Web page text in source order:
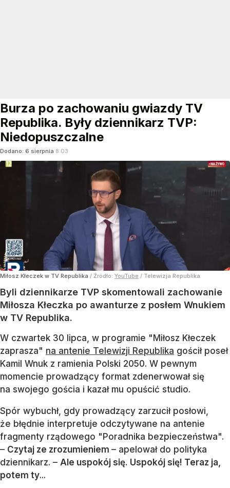
Burza po zachowaniu gwiazdy TV
Republika. Były dziennikarz TVP:
Niedopuszczalne
Dodano: 6 sierpnia 8:03
Miłosz Kłeczek w TV Republika / Źródło: YouTube / Telewizja Republika
Byli dziennikarze TVP skomentowali zachowanie
Miłosza Kłeczka po awanturze z posłem Wnukiem
w TV Republika.
W czwartek 30 lipca, w programie "Miłosz Kłeczek
zaprasza" na antenie Telewizji Republika gościł poseł
Kamil Wnuk z ramienia Polski 2050. W pewnym
momencie prowadzący format zdenerwował się
na swojego gościa i kazał mu opuścić studio.
Spór wybuchł, gdy prowadzący zarzucił posłowi,
że błędnie interpretuje odczytywane na antenie
fragmenty rządowego "Poradnika bezpieczeństwa".
– Czytaj ze zrozumieniem – apelował do polityka
dziennikarz. – Ale uspokój się. Uspokój się! Teraz ja,
potem ty...